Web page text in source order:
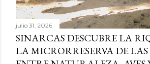
julio 31, 2026
SINARCAS DESCUBRE LA
LA MICRORRESERVA DE